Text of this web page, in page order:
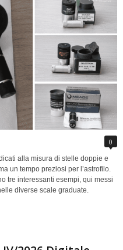
0
alla misura di stelle doppie e
un tempo preziosi per l’astrofilo.
tre interessanti esempi, qui messi
diverse scale graduate.